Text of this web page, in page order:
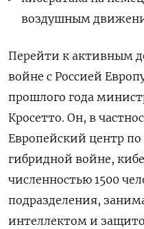
воздушным
Перейти к активным
войне с Россией
прошлого года
Кросетто. Он, в
Европейский центр
гибридной войне,
численностью 1500
подразделения,
интеллектом и